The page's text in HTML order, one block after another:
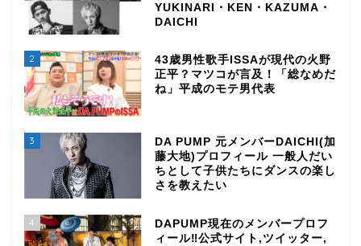
YUKINARI・KEN・KAZUMA・
DAICHI
2
43歳男性歌手ISSAが現代の火野
正平？マツコが言及！「総なめだ
ね」平成のモテ男代表
3
DA PUMP 元メンバーDAICHI(加
藤大地)プロフィール 一般人だい
ちとして子供たちにダンスの楽し
さを教えたい
4
DAPUMP現在のメンバープロフ
ィール‼公式サイト,ツイッター,